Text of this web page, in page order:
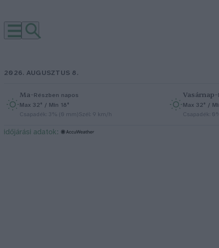
2026. AUGUSZTUS 8.
Ma–Részben napos
Max 32° / Min 18°
Csapadék: 3% (0 mm)Szél: 9 km/h
Vasárnap–
Max 32° /
Csapadék:
időjárási adatok: